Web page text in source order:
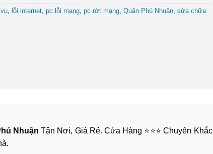
lỗi internet ,pc lỗi mạng ,pc rớt mạng ,Quận Phú Nhuận ,sửa chữa
Nhuận Tận Nơi, Giá Rẻ. Cửa Hàng ⭐⭐⭐ Chuyên Khắc